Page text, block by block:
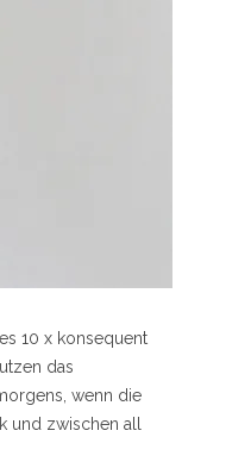
10 x konsequent
das
wenn die
und zwischen all